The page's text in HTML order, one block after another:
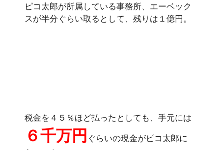
ピコ太郎が所属している事務所、エーベック
スが半分ぐらい取るとして、残りは１億円。
税金を４５％ほど払ったとしても、手元には
６千万円 ぐらいの現金がピコ太郎に